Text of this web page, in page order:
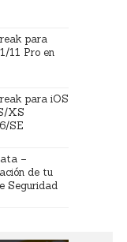
para
11 Pro en
para iOS
XS
SE
–
de tu
Seguridad